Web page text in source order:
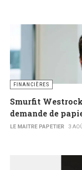
FINANCIÈRES
Smurfit
demande de
LE MAITRE PAPETIER 3